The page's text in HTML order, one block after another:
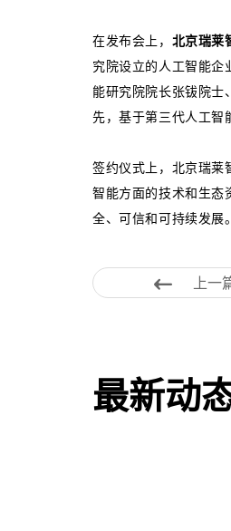
在发布会上， 北京瑞莱
究院设立的人工智能企
能研究院院长张钹院
先，基于第三代人工智
签约仪式上，北京瑞莱
智能方面的技术和生态
全、可信和可持续发展。
上一
最新动